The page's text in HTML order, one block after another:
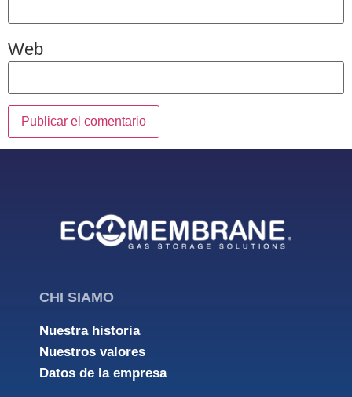
Web
CHI SIAMO
Nuestra historia
Nuestros valores
Datos de la empresa